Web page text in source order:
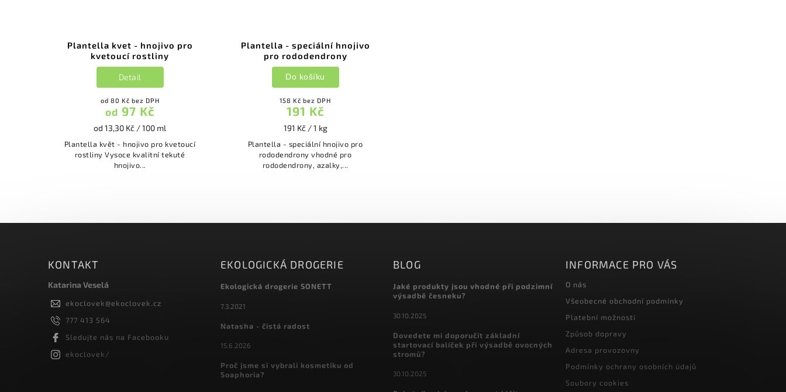
Plantella kvet - hnojivo pro
kvetoucí rostliny
od 80 Kč bez DPH
od 97 Kč
od 13,30 Kč / 100 ml
Detail
Plantella květ - hnojivo pro kvetoucí
rostliny Vysoce kvalitní tekuté
hnojivo...
Plantella - speciální hnojivo
pro rododendrony
158 Kč bez DPH
191 Kč
191 Kč / 1 kg
Do košíku
Plantella - speciální hnojivo pro
rododendrony vhodné pro
rododendrony, azalky,...
KONTAKT
Katarina Veselá
ekoclovek@ekoclovek.cz
777 413 564
Sledujte nás na Facebooku
ekoclovek/
EKOLOGICKÁ DROGERIE
Ekologická drogerie SONETT
7.3.2021
Natasha - čistá radost
15.6.2026
Proč jsme si vybrali kosmetiku od
Soaphoria?
BLOG
Jaké produkty jsou vhodné při podzimní
výsadbě česneku?
30.10.2025
Dovedete mi doporučit základní
startovací balíček při výsadbě ovocných
stromů?
30.10.2025
INFORMACE PRO VÁS
O nás
Všeobecné obchodní podmínky
Platební možnosti
Způsob dopravy
Adresa provozovny
Podmínky ochrany osobních údajů
Soubory cookies